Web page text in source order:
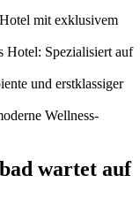
mit exklusivem
Hotel: Spezialisiert auf
und erstklassiger
Wellness-
wartet auf